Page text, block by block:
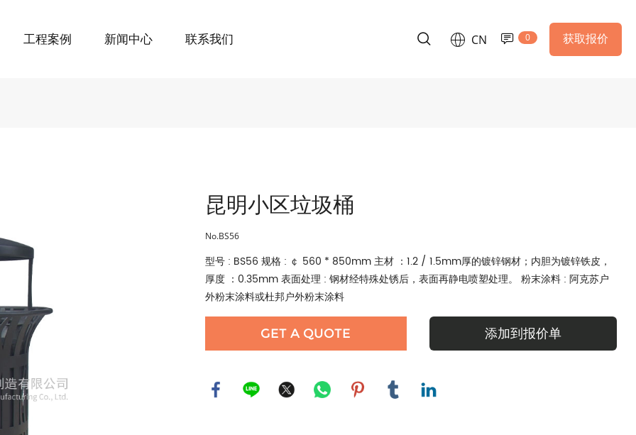
工程案例 新闻中心 联系我们 CN 0 获取报价
昆明小区垃圾桶
No.BS56
型号 : BS56 规格 : ￠ 560 * 850mm 主材 ：1.2 / 1.5mm厚的镀锌钢材；内胆为镀锌铁皮，
厚度 ：0.35mm 表面处理 : 钢材经特殊处锈后，表面再静电喷塑处理。 粉末涂料 : 阿克苏户
外粉末涂料或杜邦户外粉末涂料
GET A QUOTE 添加到报价单